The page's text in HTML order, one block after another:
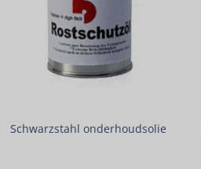
Schwarzstahl onderhoudsolie